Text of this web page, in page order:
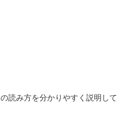
の読み方を分かりやすく説明して